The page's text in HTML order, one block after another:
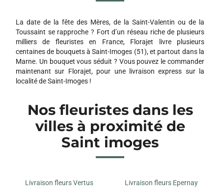
La date de la fête des Mères, de la Saint-Valentin ou de la
Toussaint se rapproche ? Fort d’un réseau riche de plusieurs
milliers de fleuristes en France, Florajet livre plusieurs
centaines de bouquets à Saint-Imoges (51), et partout dans la
Marne. Un bouquet vous séduit ? Vous pouvez le commander
maintenant sur Florajet, pour une livraison express sur la
localité de Saint-Imoges !
Nos fleuristes dans les
villes à proximité de
Saint imoges
Livraison fleurs Vertus Livraison fleurs Epernay